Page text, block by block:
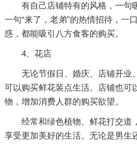
有自己店铺特有的风格，一句
一句“来了，老弟”的热情招待，一
惑，都能吸引八方食客的购买。
4、花店
无论节假日、婚庆、店铺开业
可以购买鲜花装点生活。店铺也可
物，增加消费人群的购买欲望。
经常和绿色植物、鲜花打交道
享受更加美好的生活。无论是男生